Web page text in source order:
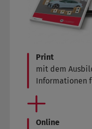
Print
mit dem
Informationen
Online